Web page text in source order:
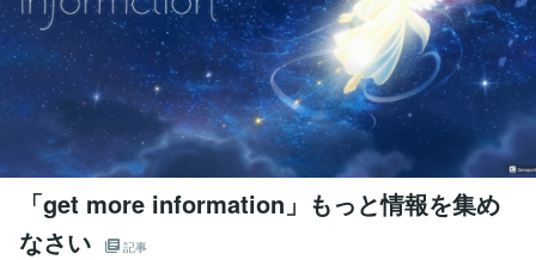
「get more information」もっと情報を集め
なさい
記事